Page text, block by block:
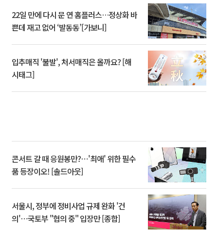
22일 만에 다시 문 연 홈플러스…정상화 바
쁜데 재고 없어 ‘발동동’[가보니]
입추매직 '불발', 처서매직은 올까요? [해
시태그]
콘서트 갈 때 응원봉만?⋯'최애' 위한 필수
품 등장이오! [솔드아웃]
서울시, 정부에 정비사업 규제 완화 '건
의'⋯국토부 "협의 중" 입장만 [종합]